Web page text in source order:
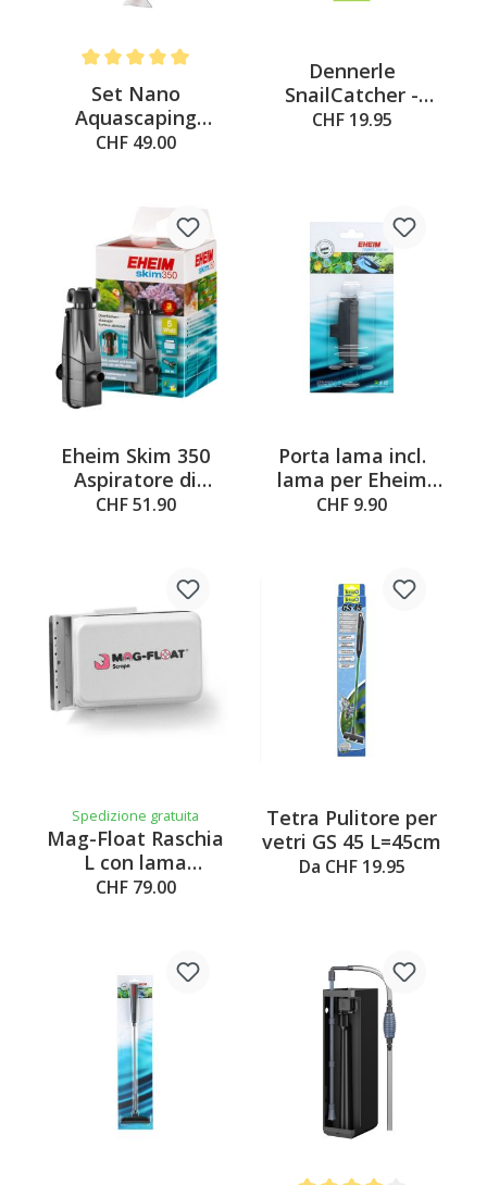
Average rating of 5 out of 5 stars
Set Nano
Aquascaping
Dennerle
CHF 49.00
Dennerle
SnailCatcher -
Raccoglitore di
CHF 19.95
Eheim Skim 350
Aspiratore di
superficie, 300 l/h,
CHF 51.90
Porta lama incl.
lama per Eheim
rapidCleaner
CHF 9.90
Spedizione gratuita
Mag-Float Raschia
L con lama
80x60x25/25mm
CHF 79.00
Tetra Pulitore per
vetri GS 45 L=45cm
Da CHF 19.95